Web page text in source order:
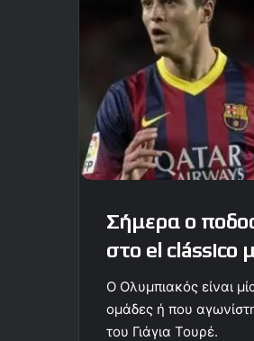
Σήμερα ο
στο el clássico
Ο Ολυμπιακός είναι
ομάδες ή που
του Γιάγια Τουρέ.